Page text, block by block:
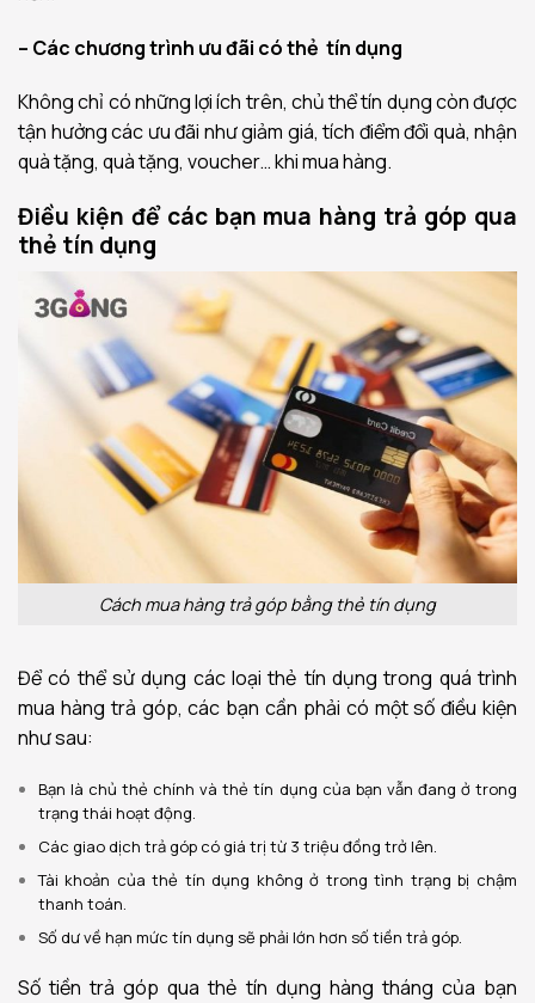
– Các chương trình ưu đãi có thẻ tín dụng
Không chỉ có những lợi ích trên, chủ thể tín dụng còn được
tận hưởng các ưu đãi như giảm giá, tích điểm đổi quà, nhận
quà tặng, quà tặng, voucher… khi mua hàng.
Điều kiện để các bạn mua hàng trả góp qua
thẻ tín dụng
Cách mua hàng trả góp bằng thẻ tín dụng
Để có thể sử dụng các loại thẻ tín dụng trong quá trình
mua hàng trả góp, các bạn cần phải có một số điều kiện
như sau:
Bạn là chủ thẻ chính và thẻ tín dụng của bạn vẫn đang ở trong
trạng thái hoạt động.
Các giao dịch trả góp có giá trị từ 3 triệu đồng trở lên.
Tài khoản của thẻ tín dụng không ở trong tình trạng bị chậm
thanh toán.
Số dư về hạn mức tín dụng sẽ phải lớn hơn số tiền trả góp.
Số tiền trả góp qua thẻ tín dụng hàng tháng của bạn